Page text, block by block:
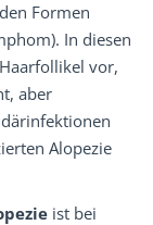
Formen
In diesen
vor,
aber
Alopezie
ist bei